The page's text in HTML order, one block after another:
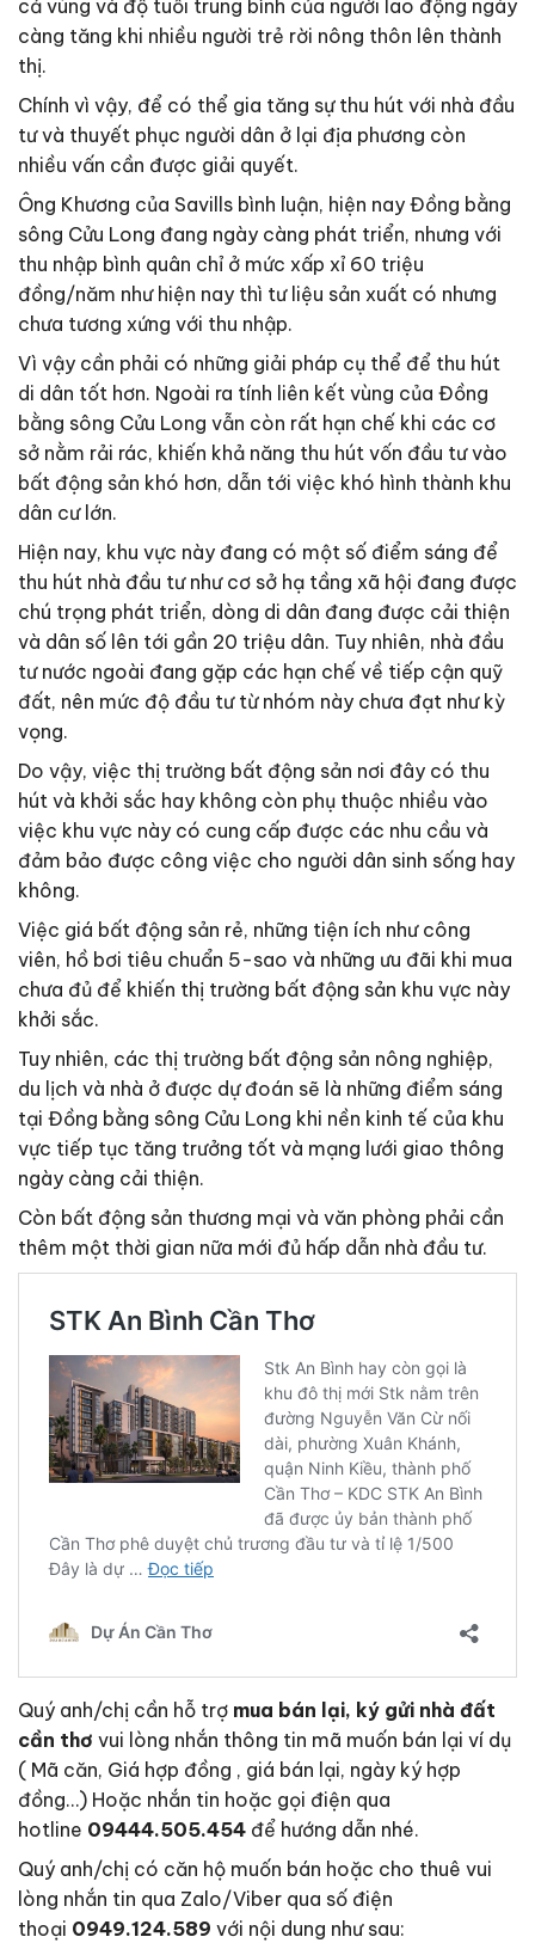
cả vùng và độ tuổi trung bình của người lao động ngày
càng tăng khi nhiều người trẻ rời nông thôn lên thành
thị.
Chính vì vậy, để có thể gia tăng sự thu hút với nhà đầu
tư và thuyết phục người dân ở lại địa phương còn
nhiều vấn cần được giải quyết.
Ông Khương của Savills bình luận, hiện nay Đồng bằng
sông Cửu Long đang ngày càng phát triển, nhưng với
thu nhập bình quân chỉ ở mức xấp xỉ 60 triệu
đồng/năm như hiện nay thì tư liệu sản xuất có nhưng
chưa tương xứng với thu nhập.
Vì vậy cần phải có những giải pháp cụ thể để thu hút
di dân tốt hơn. Ngoài ra tính liên kết vùng của Đồng
bằng sông Cửu Long vẫn còn rất hạn chế khi các cơ
sở nằm rải rác, khiến khả năng thu hút vốn đầu tư vào
bất động sản khó hơn, dẫn tới việc khó hình thành khu
dân cư lớn.
Hiện nay, khu vực này đang có một số điểm sáng để
thu hút nhà đầu tư như cơ sở hạ tầng xã hội đang được
chú trọng phát triển, dòng di dân đang được cải thiện
và dân số lên tới gần 20 triệu dân. Tuy nhiên, nhà đầu
tư nước ngoài đang gặp các hạn chế về tiếp cận quỹ
đất, nên mức độ đầu tư từ nhóm này chưa đạt như kỳ
vọng.
Do vậy, việc thị trường bất động sản nơi đây có thu
hút và khởi sắc hay không còn phụ thuộc nhiều vào
việc khu vực này có cung cấp được các nhu cầu và
đảm bảo được công việc cho người dân sinh sống hay
không.
Việc giá bất động sản rẻ, những tiện ích như công
viên, hồ bơi tiêu chuẩn 5-sao và những ưu đãi khi mua
chưa đủ để khiến thị trường bất động sản khu vực này
khởi sắc.
Tuy nhiên, các thị trường bất động sản nông nghiệp,
du lịch và nhà ở được dự đoán sẽ là những điểm sáng
tại Đồng bằng sông Cửu Long khi nền kinh tế của khu
vực tiếp tục tăng trưởng tốt và mạng lưới giao thông
ngày càng cải thiện.
Còn bất động sản thương mại và văn phòng phải cần
thêm một thời gian nữa mới đủ hấp dẫn nhà đầu tư.
Quý anh/chị cần hỗ trợ mua bán lại, ký gửi nhà đất
cần thơ vui lòng nhắn thông tin mã muốn bán lại ví dụ
( Mã căn, Giá hợp đồng , giá bán lại, ngày ký hợp
đồng…) Hoặc nhắn tin hoặc gọi điện qua
hotline 09444.505.454 để hướng dẫn nhé.
Quý anh/chị có căn hộ muốn bán hoặc cho thuê vui
lòng nhắn tin qua Zalo/Viber qua số điện
thoại 0949.124.589 với nội dung như sau: